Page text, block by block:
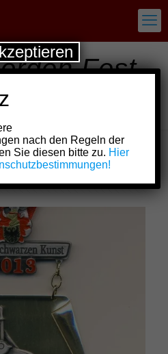
Fest
nach den Regeln der
Sie diesen bitte zu. Hier